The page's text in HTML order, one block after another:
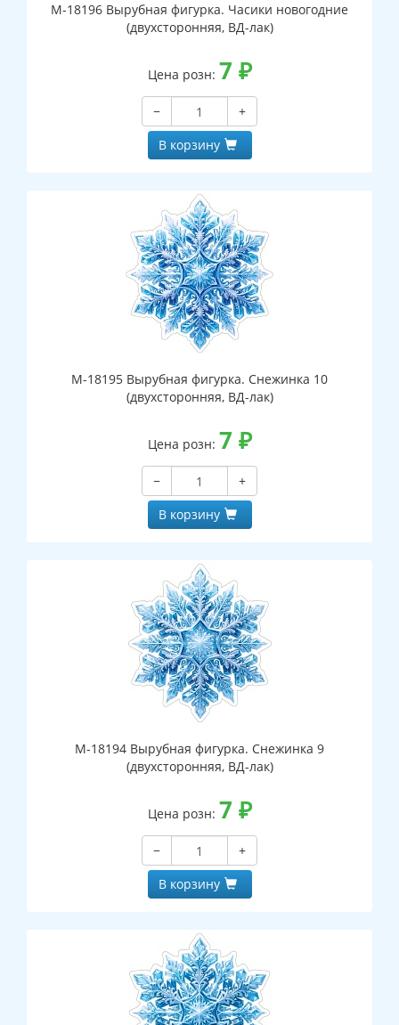
М-18196 Вырубная фигурка. Часики новогодние
(двухсторонняя, ВД-лак)
Цена розн: 7 ₽
−
+
В корзину
М-18195 Вырубная фигурка. Снежинка 10
(двухсторонняя, ВД-лак)
Цена розн: 7 ₽
−
+
В корзину
М-18194 Вырубная фигурка. Снежинка 9
(двухсторонняя, ВД-лак)
Цена розн: 7 ₽
−
+
В корзину